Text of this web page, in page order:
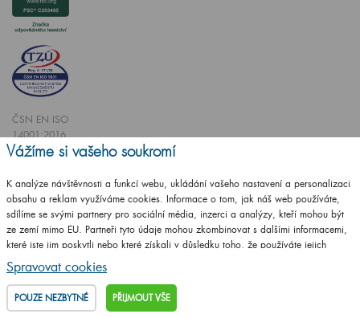
ČSN EN ISO
14001:2016
ČSN EN ISO
Vytvořilo studioCZECHGROUP.cz
© 2009 - 2025 Koupelnový nábytek Dřevojas v. d.,
Vážíme si vašeho soukromí
K analýze návštěvnosti a funkcí webu, ukládání vašeho nastavení a personalizaci
obsahu a reklam využíváme cookies. Informace o tom, jak náš web používáte,
sdílíme se svými partnery pro sociální média, inzerci a analýzy, kteří mohou být
ze zemí mimo EU. Partneři tyto údaje mohou zkombinovat s dalšími informacemi,
které jste jim poskytli nebo které získali v důsledku toho, že používáte jejich
služby.
Podrobné informace
Spravovat cookies
POUZE NEZBYTNÉ PŘIJMOUT VŠE